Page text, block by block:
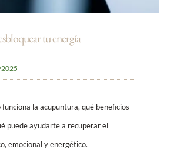
tu energía
funciona la acupuntura, qué beneficios
puede ayudarte a recuperar el
emocional y energético.